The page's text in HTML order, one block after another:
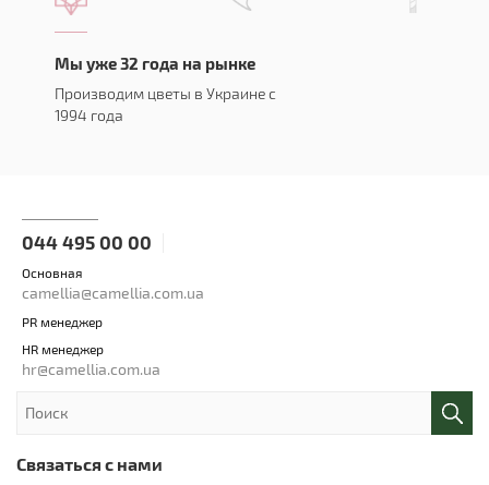
Мы уже 32 года на рынке
Производим цветы в Украине с
1994 года
044 495 00 00
Основная
camellia@camellia.com.ua
PR менеджер
HR менеджер
hr@camellia.com.ua
Связаться с нами